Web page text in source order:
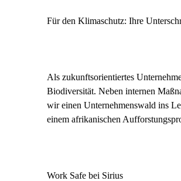
Für den Klimaschutz: Ihre
Als zukunftsorientiertes
Biodiversität. Neben internen
wir einen Unternehmenswald ins
einem afrikanischen
Work Safe bei Sirius